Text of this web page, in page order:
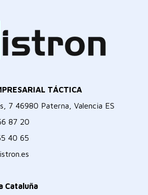
TÁCTICA
7 46980 Paterna, Valencia ES
87 20
40 65
Cataluña